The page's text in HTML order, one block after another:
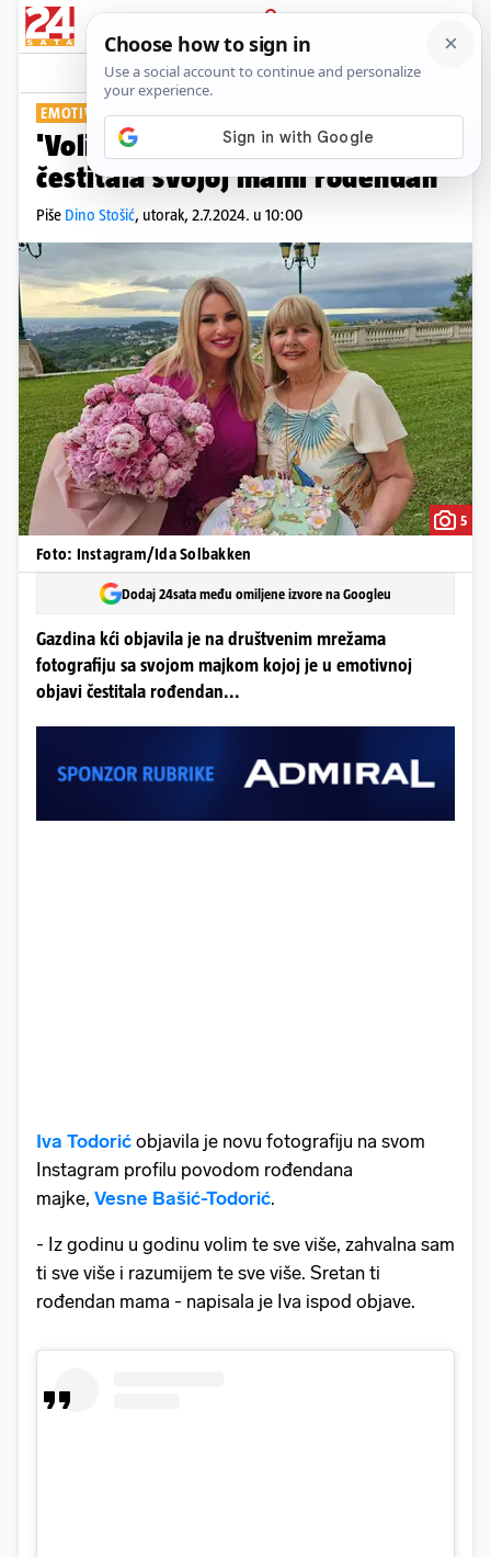
PRIJAVA
Show Komentari
EMOTIVNA PORUKA
'Volim te sve više': Iva Todorić
čestitala svojoj mami rođendan
Piše Dino Stošić, utorak, 2.7.2024. u 10:00
5
Foto: Instagram/Ida Solbakken
Dodaj 24sata među omiljene izvore na Googleu
Gazdina kći objavila je na društvenim mrežama
fotografiju sa svojom majkom kojoj je u emotivnoj
objavi čestitala rođendan...
Iva Todorić objavila je novu fotografiju na svom
Instagram profilu povodom rođendana
majke, Vesne Bašić-Todorić.
- Iz godinu u godinu volim te sve više, zahvalna sam
ti sve više i razumijem te sve više. Sretan ti
rođendan mama - napisala je Iva ispod objave.